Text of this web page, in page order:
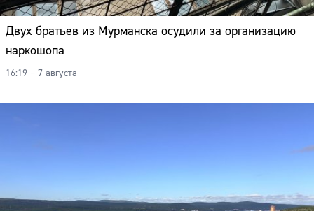
Двух братьев из Мурманска осудили за организацию
наркошопа
16:19 – 7 августа